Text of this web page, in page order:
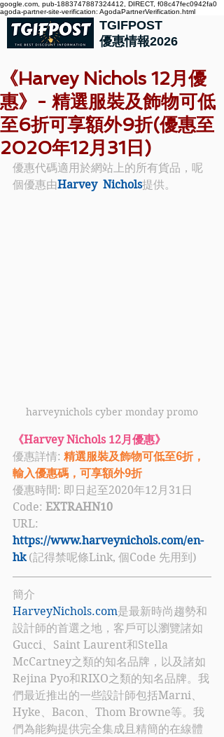
google.com, pub-1883747887324412, DIRECT, f08c47fec0942fa0
agoda-partner-site-verification: AgodaPartnerVerification.html
TGIFPOST
優惠情報2026
《Harvey Nichols 12月優
惠》- 精選服裝及飾物可低
至6折可享額外9折(優惠至
2020年12月31日)
優惠代碼適用於網站上的所有貨品，呢
個優惠由Harvey  Nichols提供。
harveynichols cyber monday promo
《Harvey Nichols 12月優惠》
優惠詳情: 精選服裝及飾物可低至6折，
輸入優惠碼，可享額外9折
優惠時間: 即日起至2020年12月31日
Code: EXTRAHN10
URL:
https://www.harveynichols.com/en-
hk (記得禁呢條Link, 個Code 先用到)
簡介
HarveyNichols.com是最新時尚趨勢和
設計師的首選之地，客戶可以瀏覽諸如
Gucci、Saint Laurent和Stella
McCartney之類的知名品牌，以及諸如
Rejina Pyo和RIXO之類的知名品牌。我
們最近推出的一些設計師包括Marni、
Hyke、Bacon、Thom Browne等。我
們為能夠提供完全集成且精簡的在線體